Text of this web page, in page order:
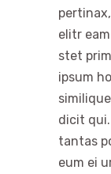
elitr
stet
ipsum
dicit qui.
tantas
eum ei